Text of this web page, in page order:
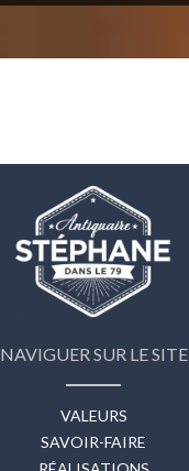
NAVIGUER SUR LE SITE
VALEURS
SAVOIR-FAIRE